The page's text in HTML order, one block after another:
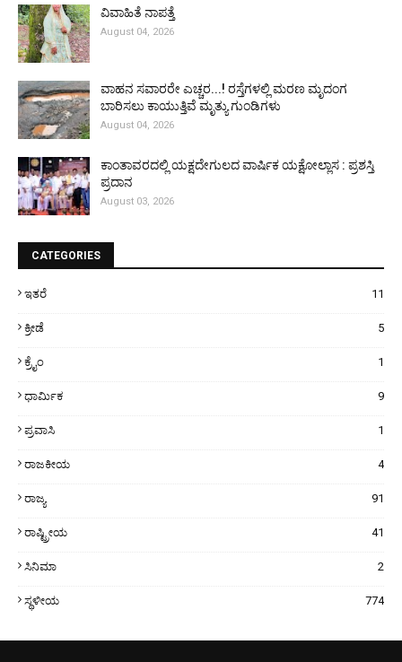
ವಿವಾಹಿತೆ ನಾಪತ್ತೆ
August 04, 2026
ವಾಹನ ಸವಾರರೇ ಎಚ್ಚರ...! ರಸ್ತೆಗಳಲ್ಲಿ ಮರಣ ಮೃದಂಗ
ಬಾರಿಸಲು ಕಾಯುತ್ತಿವೆ ಮೃತ್ಯು ಗುಂಡಿಗಳು
August 04, 2026
ಕಾಂತಾವರದಲ್ಲಿ ಯಕ್ಷದೇಗುಲದ ವಾರ್ಷಿಕ ಯಕ್ಷೋಲ್ಲಾಸ : ಪ್ರಶಸ್ತಿ
ಪ್ರದಾನ
August 03, 2026
CATEGORIES
ಇತರೆ 11
ಕ್ರೀಡೆ 5
ಕ್ರೈಂ 1
ಧಾರ್ಮಿಕ 9
ಪ್ರವಾಸಿ 1
ರಾಜಕೀಯ 4
ರಾಜ್ಯ 91
ರಾಷ್ಟ್ರೀಯ 41
ಸಿನಿಮಾ 2
ಸ್ಥಳೀಯ 774